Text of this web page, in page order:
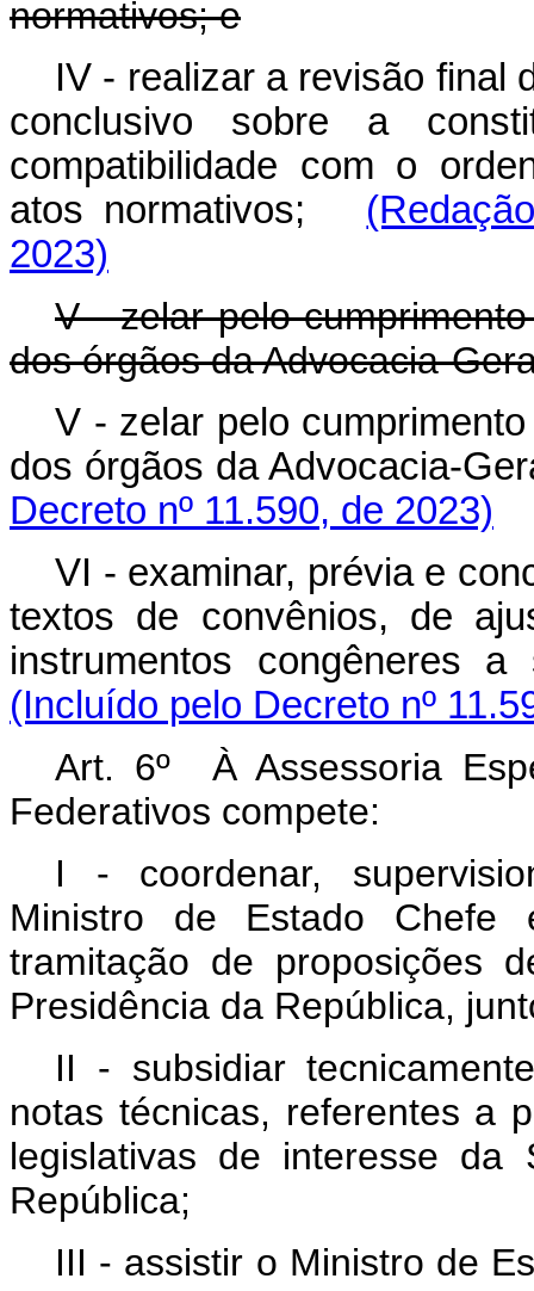
normativos; e
IV - realizar a revisão final
conclusivo sobre a
compatibilidade com o
atos normativos;
2023)
V - zelar pelo
dos órgãos da Advocacia-
V - zelar pelo
dos órgãos da Advocacia-
Decreto nº 11.590, de 2023)
VI - examinar, prévia e
textos de convênios, de
instrumentos congêneres
(Incluído pelo Decreto nº
Art. 6º À Assessoria
Federativos compete:
I - coordenar,
Ministro de Estado
tramitação de proposições
Presidência da República,
II - subsidiar
notas técnicas, referentes a
legislativas de interesse da
República;
III - assistir o Ministro de